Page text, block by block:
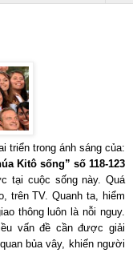
triển trong ánh sáng của:
Kitô sống” số 118-123
tại cuộc sống này. Quá
trên TV. Quanh ta, hiểm
thông luôn là nỗi nguy.
vấn đề cần được giải
bủa vây, khiến người